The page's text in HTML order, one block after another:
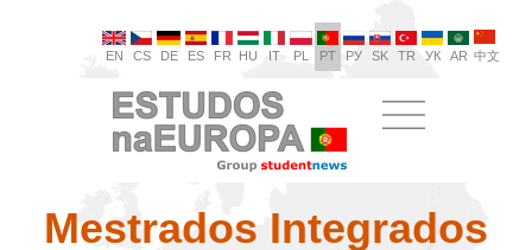
EN CS DE ES FR HU IT PL PT РУ SK TR УК AR 中文
Mestrados Integrados